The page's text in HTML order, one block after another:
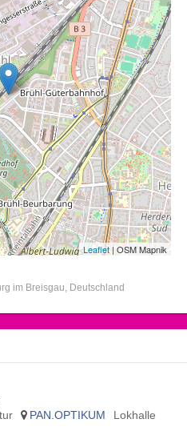
Leaflet| OSM Mapnik
im Breisgau Deutschland
PAN.OPTIKUM
Lokhalle